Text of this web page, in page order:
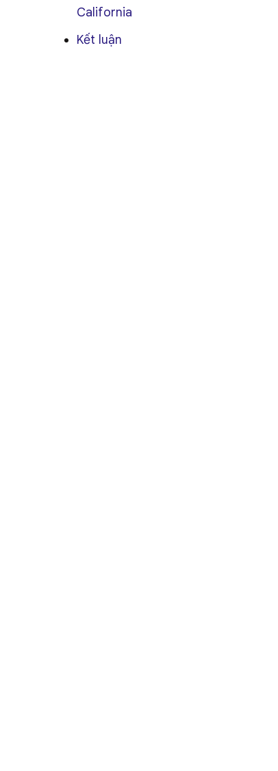
California
Kết luận